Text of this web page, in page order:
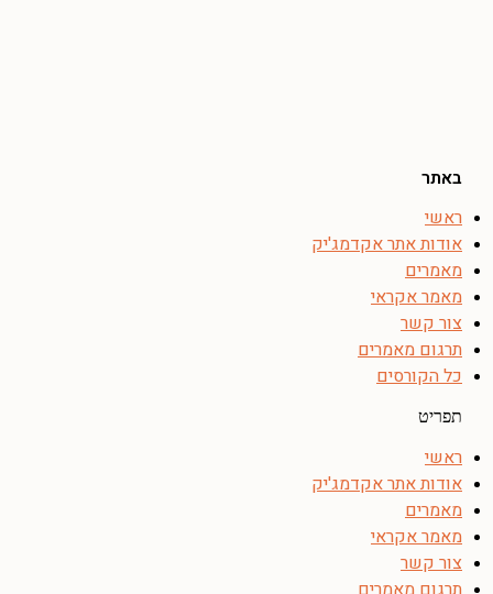
באתר
ראשי
אודות אתר אקדמג'יק
מאמרים
מאמר אקראי
צור קשר
תרגום מאמרים
כל הקורסים
תפריט
ראשי
אודות אתר אקדמג'יק
מאמרים
מאמר אקראי
צור קשר